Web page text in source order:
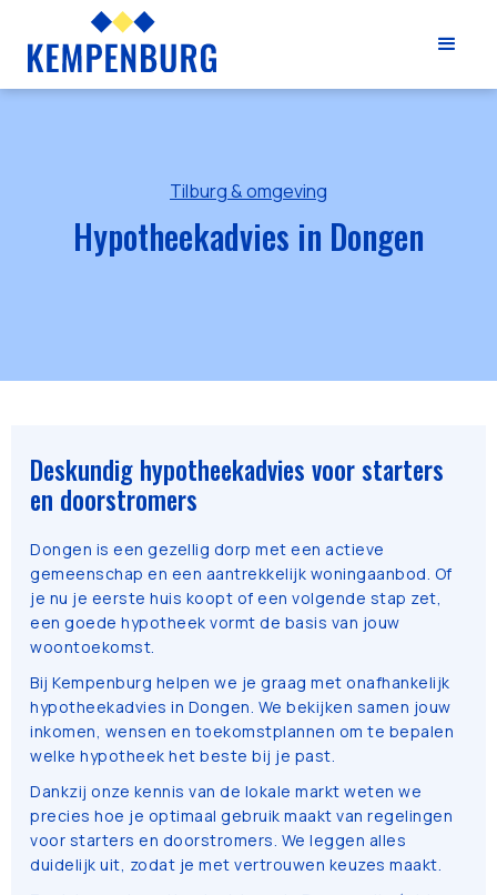
Tilburg & omgeving
Hypotheekadvies in Dongen
Deskundig hypotheekadvies voor starters
en doorstromers
Dongen is een gezellig dorp met een actieve
gemeenschap en een aantrekkelijk woningaanbod. Of
je nu je eerste huis koopt of een volgende stap zet,
een goede hypotheek vormt de basis van jouw
woontoekomst.
Bij Kempenburg helpen we je graag met onafhankelijk
hypotheekadvies in Dongen. We bekijken samen jouw
inkomen, wensen en toekomstplannen om te bepalen
welke hypotheek het beste bij je past.
Dankzij onze kennis van de lokale markt weten we
precies hoe je optimaal gebruik maakt van regelingen
voor starters en doorstromers. We leggen alles
duidelijk uit, zodat je met vertrouwen keuzes maakt.